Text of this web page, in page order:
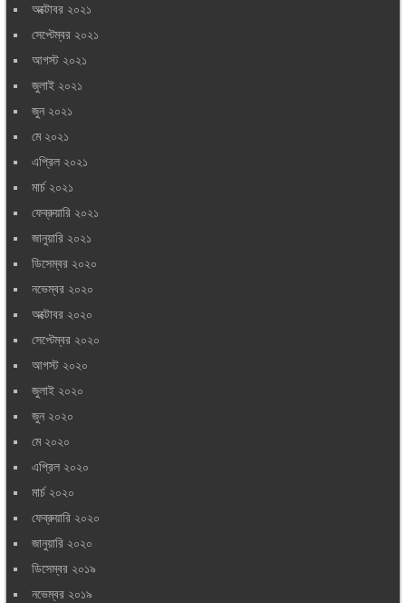
অক্টোবর ২০২১
সেপ্টেম্বর ২০২১
আগস্ট ২০২১
জুলাই ২০২১
জুন ২০২১
মে ২০২১
এপ্রিল ২০২১
মার্চ ২০২১
ফেব্রুয়ারি ২০২১
জানুয়ারি ২০২১
ডিসেম্বর ২০২০
নভেম্বর ২০২০
অক্টোবর ২০২০
সেপ্টেম্বর ২০২০
আগস্ট ২০২০
জুলাই ২০২০
জুন ২০২০
মে ২০২০
এপ্রিল ২০২০
মার্চ ২০২০
ফেব্রুয়ারি ২০২০
জানুয়ারি ২০২০
ডিসেম্বর ২০১৯
নভেম্বর ২০১৯